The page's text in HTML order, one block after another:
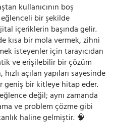
kullanıcının boş
bir şekilde
içeriklerin başında gelir.
kısa bir mola vermek, zihni
isteyenler için tarayıcıdan
ve erişilebilir bir çözüm
açılan yapıları sayesinde
bir kitleye hitap eder.
değil; aynı zamanda
ve problem çözme gibi
haline gelmiştir. 🧠